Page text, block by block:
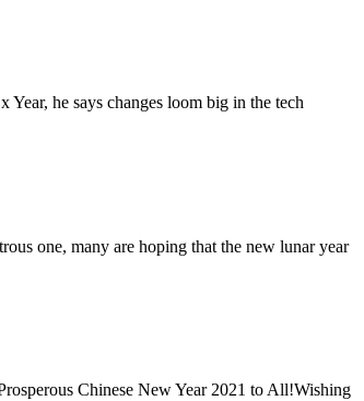
he says changes loom big in the tech
one, many are hoping that the new lunar year
Chinese New Year 2021 to All!Wishing